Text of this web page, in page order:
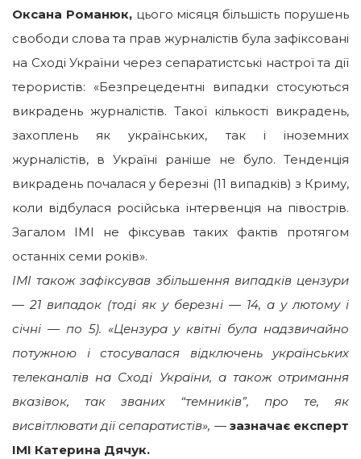
Оксана Романюк,цього місяця більшість порушень
свободи слова та прав журналістів була зафіксовані
на Сході України через сепаратистські настрої та дії
терористів: «Безпрецедентні випадки стосуються
викрадень журналістів. Такої кількості викрадень,
захоплень як українських, так і іноземних
журналістів, в Україні раніше не було. Тенденція
викрадень почалася у березні (11 випадків) з Криму,
коли відбулася російська інтервенція на півострів.
Загалом ІМІ не фіксував таких фактів протягом
останніх семи років».
ІМІ також зафіксував збільшення випадків цензури
— 21 випадок (тоді як у березні — 14, а у лютому і
січні — по 5). «Цензура у квітні була надзвичайно
потужною і стосувалася відключень українських
телеканалів на Сході України, а також отримання
вказівок, так званих “темників”, про те, як
висвітлювати дії сепаратистів», — зазначає експерт
ІМІ Катерина Дячук.